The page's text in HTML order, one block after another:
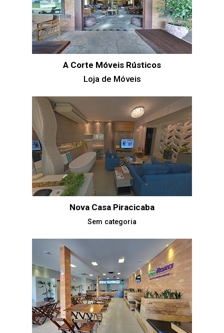
A Corte Móveis Rústicos
Loja de Móveis
Nova Casa Piracicaba
Sem categoria